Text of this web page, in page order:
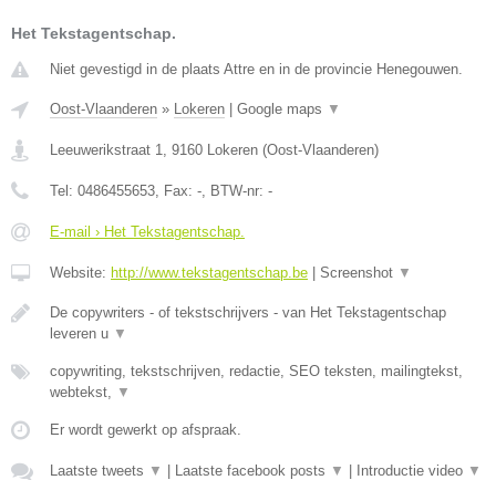
Het Tekstagentschap.
Niet gevestigd in de plaats Attre en in de provincie Henegouwen.
Oost-Vlaanderen » Lokeren Google maps ▼
Leeuwerikstraat 1, 9160 Lokeren (Oost-Vlaanderen)
Tel: 0486455653, Fax: -, BTW-nr: -
E-mail › Het Tekstagentschap.
Website: http://www.tekstagentschap.be Screenshot ▼
De copywriters - of tekstschrijvers - van Het Tekstagentschap
leveren u ▼
copywriting, tekstschrijven, redactie, SEO teksten, mailingtekst,
webtekst, ▼
Er wordt gewerkt op afspraak.
Laatste tweets ▼ Laatste facebook posts ▼ Introductie video ▼